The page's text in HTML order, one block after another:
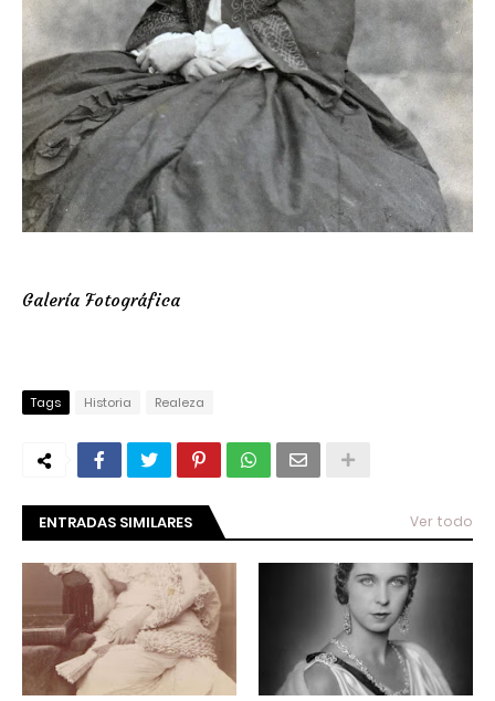
Galería Fotográfica
Tags Historia Realeza
ENTRADAS SIMILARES Ver todo